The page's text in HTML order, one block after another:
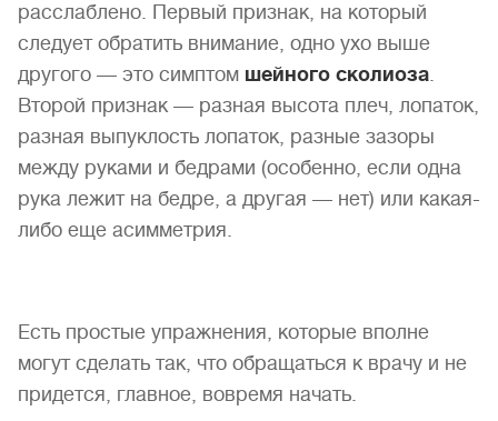
расслаблено. Первый признак, на который
следует обратить внимание, одно ухо выше
другого — это симптом шейного сколиоза.
Второй признак — разная высота плеч, лопаток,
разная выпуклость лопаток, разные зазоры
между руками и бедрами (особенно, если одна
рука лежит на бедре, а другая — нет) или какая-
либо еще асимметрия.
Есть простые упражнения, которые вполне
могут сделать так, что обращаться к врачу и не
придется, главное, вовремя начать.